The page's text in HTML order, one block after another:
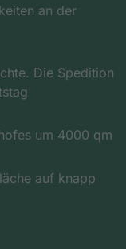
an der
Die Spedition
um 4000 qm
auf knapp